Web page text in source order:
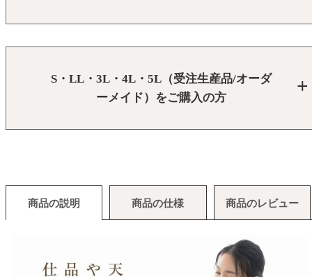
S・LL・3L・4L・5L（受注生産品/オーダ
ーメイド）をご購入の方
商品の説明 商品の仕様 商品のレビュー